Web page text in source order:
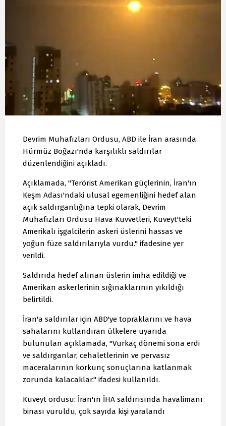
Devrim Muhafızları Ordusu, ABD ile İran arasında
Hürmüz Boğazı'nda karşılıklı saldırılar
düzenlendiğini açıkladı.
Açıklamada, "Terörist Amerikan güçlerinin, İran'ın
Keşm Adası'ndaki ulusal egemenliğini hedef alan
açık saldırganlığına tepki olarak, Devrim
Muhafızları Ordusu Hava Kuvvetleri, Kuveyt'teki
Amerikalı işgalcilerin askeri üslerini hassas ve
yoğun füze saldırılarıyla vurdu." ifadesine yer
verildi.
Saldırıda hedef alınan üslerin imha edildiği ve
Amerikan askerlerinin sığınaklarının yıkıldığı
belirtildi.
İran'a saldırılar için ABD'ye topraklarını ve hava
sahalarını kullandıran ülkelere uyarıda
bulunulan açıklamada, "Vurkaç dönemi sona erdi
ve saldırganlar, cehaletlerinin ve pervasız
maceralarının korkunç sonuçlarına katlanmak
zorunda kalacaklar." ifadesi kullanıldı.
Kuveyt ordusu: İran'ın İHA saldırısında havalimanı
binası vuruldu, çok sayıda kişi yaralandı